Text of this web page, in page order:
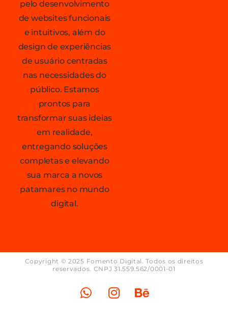
pelo desenvolvimento
de websites funcionais
e intuitivos, além do
design de experiências
de usuário centradas
nas necessidades do
público. Estamos
prontos para
transformar suas ideias
em realidade,
entregando soluções
completas e elevando
sua marca a novos
patamares no mundo
digital.
Copyright © 2025 Fomento Digital. Todos os direitos
reservados. CNPJ 31.559.562/0001-01